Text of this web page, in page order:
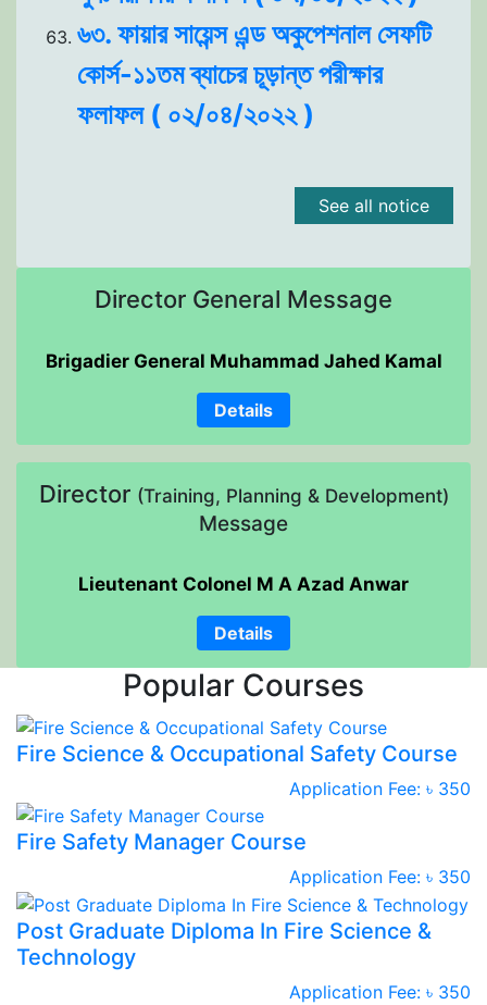
৬৩. ফায়ার সায়েন্স এন্ড অকুপেশনাল সেফটি
কোর্স-১১তম ব্যাচের চূড়ান্ত পরীক্ষার
ফলাফল ( ০২/০৪/২০২২ )
See all notice
Director General Message
Brigadier General Muhammad Jahed Kamal
Details
Director (Training, Planning & Development)
Message
Lieutenant Colonel M A Azad Anwar
Details
Popular Courses
Fire Science & Occupational Safety Course
Application Fee: ৳ 350
Fire Safety Manager Course
Application Fee: ৳ 350
Post Graduate Diploma In Fire Science &
Technology
Application Fee: ৳ 350